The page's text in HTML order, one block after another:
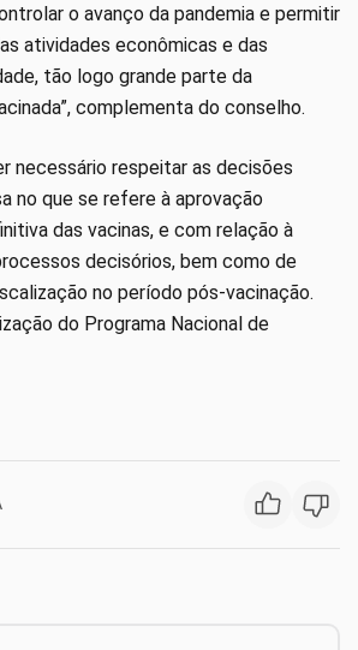
o avanço da pandemia e permitir
atividades econômicas e das
tão logo grande parte da
complementa do conselho.
necessário respeitar as decisões
no que se refere à aprovação
das vacinas, e com relação à
decisórios, bem como de
no período pós-vacinação.
do Programa Nacional de